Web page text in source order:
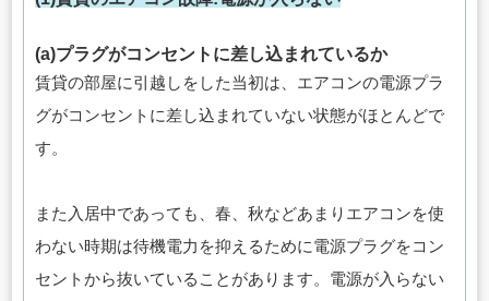
(a)プラグがコンセントに差し込まれているか
賃貸の部屋に引越しをした当初は、エアコンの電源プラ
グがコンセントに差し込まれていない状態がほとんどで
す。
また入居中であっても、春、秋などあまりエアコンを使
わない時期は待機電力を抑えるために電源プラグをコン
セントから抜いていることがあります。電源が入らない